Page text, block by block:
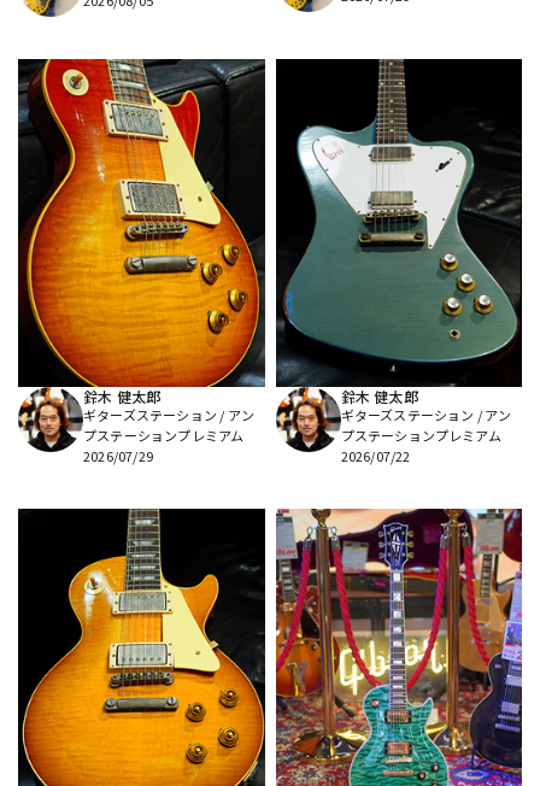
鈴木 健太郎
ギターズステーション / アン
プステーションプレミアム
2026/07/29
鈴木 健太郎
ギターズステーション / アン
プステーションプレミアム
2026/07/22